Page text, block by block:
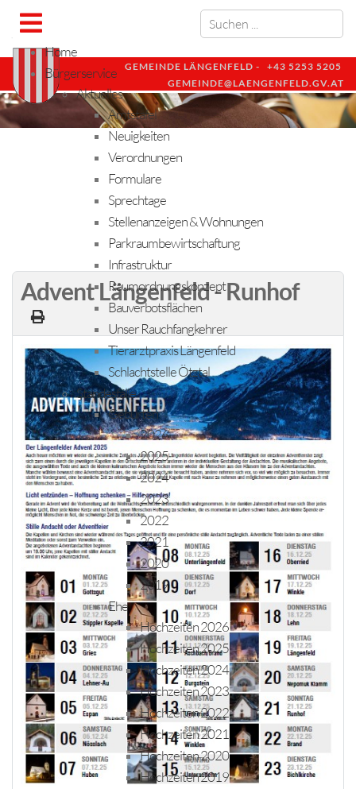
GEMEINDE LÄNGENFELD - +43 5253 5205
GEMEINDE@LAENGENFELD.GV.AT
Home
Bürgerservice
Aktuelles
Amtstafel
Neuigkeiten
Verordnungen
Formulare
Sprechtage
Stellenanzeigen & Wohnungen
Parkraumbewirtschaftung
Infrastruktur
Raumordnungskonzept
Bauverbotsflächen
Unser Rauchfangkehrer
Tierarztpraxis Längenfeld
Schlachtstelle Ötztal
Standesfälle
Geburten
2026
2025
2024
2023
2022
2021
2020
2019
Ehe
Hochzeiten 2026
Hochzeiten 2025
Hochzeiten 2024
Hochzeiten 2023
Hochzeiten 2022
Hochzeiten 2021
Hochzeiten 2020
Hochzeiten 2019
Advent Längenfeld - Runhof